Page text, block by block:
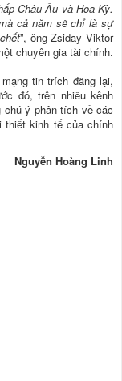
Châu Âu và Hoa Kỳ.
cả năm sẽ chỉ là sự
”, ông Zsiday Viktor
chuyên gia tài chính.
tin trích đăng lại,
đó, trên nhiều kênh
chú ý phân tích về các
thiết kinh tế của chính
Nguyễn Hoàng Linh